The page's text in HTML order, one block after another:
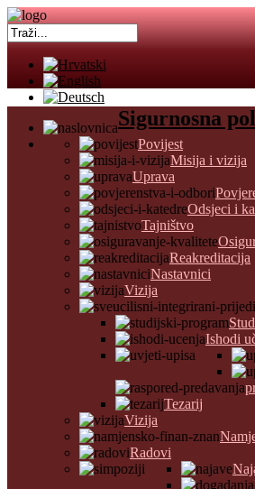
Povijest
Misija i vizija
Uprava
Odsjeci i
Tajništvo
Reakreditacija
Nastavnici
Vizija
Ishodi
Tezarij
Vizija
Radovi
Sigurnosna